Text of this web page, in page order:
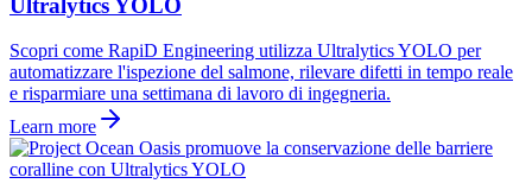
Ultralytics YOLO
Scopri come RapiD Engineering utilizza Ultralytics YOLO per
automatizzare l'ispezione del salmone, rilevare difetti in tempo reale
e risparmiare una settimana di lavoro di ingegneria.
Learn more